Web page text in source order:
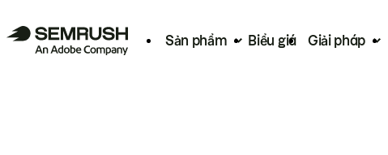
Sản phẩm Biểu giá Giải pháp